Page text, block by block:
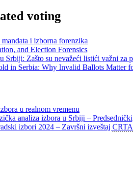
voting
i izborna forenzika
and Election Forensics
Srbiji: Zašto su nevažeći listići važni za
in Serbia: Why Invalid Ballots Matter
u realnom vremenu
analiza izbora u Srbiji –
izbori 2024 – Završni izveštaj CRTA